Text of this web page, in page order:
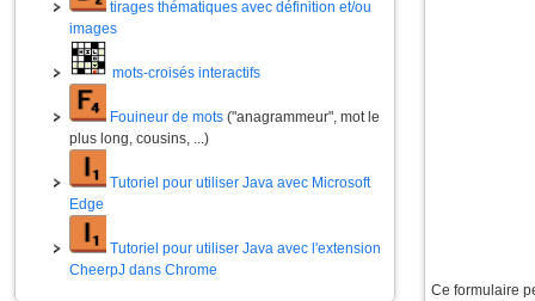
tirages thématiques avec définition et/ou
images
mots-croisés interactifs
Fouineur de mots ("anagrammeur", mot le
plus long, cousins, ...)
Tutoriel pour utiliser Java avec Microsoft
Edge
Tutoriel pour utiliser Java avec l'extension
CheerpJ dans Chrome
Ce formulaire